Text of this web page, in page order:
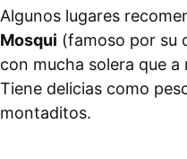
Algunos lugares
Mosqui (famoso por su
con mucha solera que a
Tiene delicias como
montaditos.